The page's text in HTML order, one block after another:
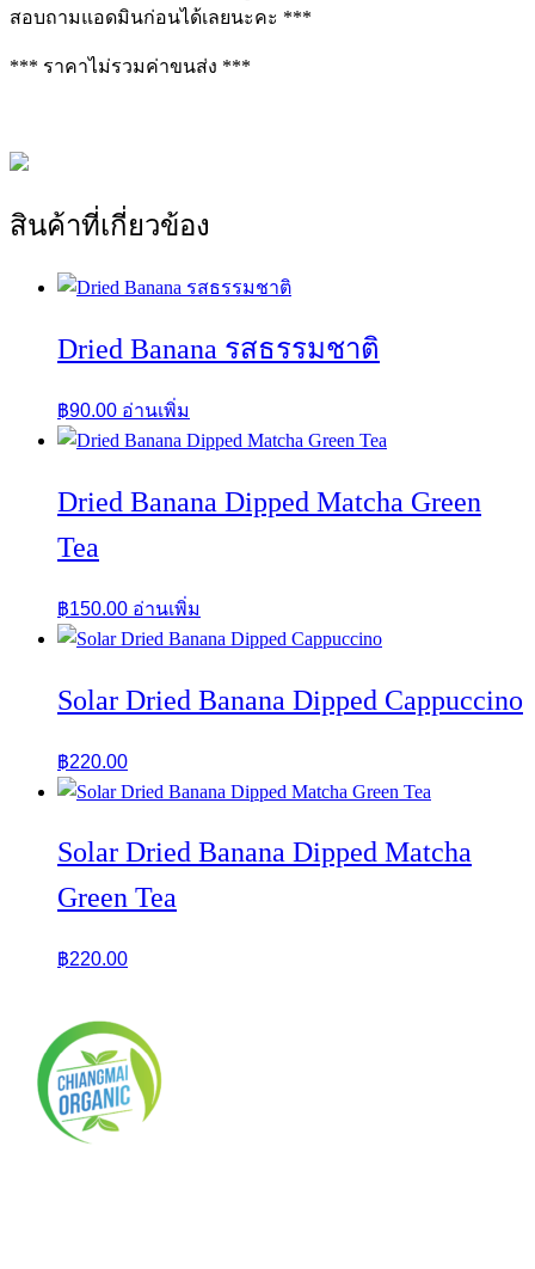
สอบถามแอดมินก่อนได้เลยนะคะ ***
*** ราคาไม่รวมค่าขนส่ง ***
สินค้าที่เกี่ยวข้อง
Dried Banana รสธรรมชาติ
฿90.00 อ่านเพิ่ม
Dried Banana Dipped Matcha Green
Tea
฿150.00 อ่านเพิ่ม
Solar Dried Banana Dipped Cappuccino
฿220.00
Solar Dried Banana Dipped Matcha
Green Tea
฿220.00